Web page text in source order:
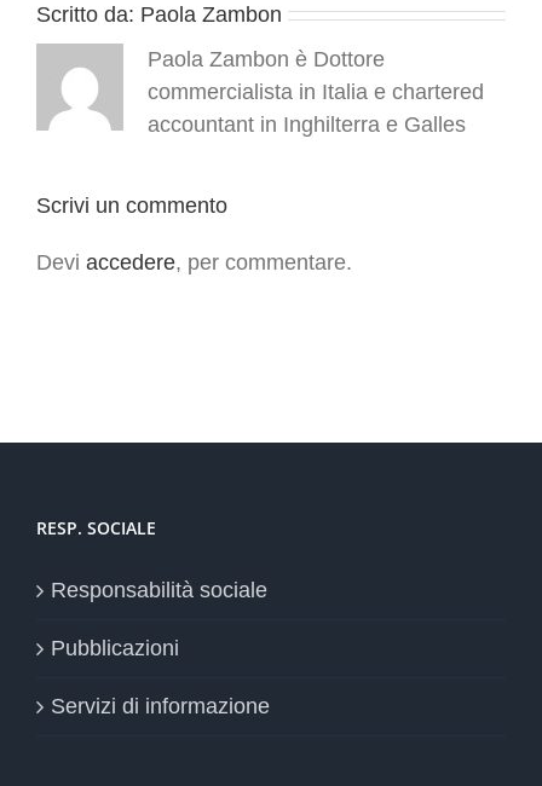
Scritto da: Paola Zambon
Paola Zambon è Dottore
commercialista in Italia e chartered
accountant in Inghilterra e Galles
Scrivi un commento
Devi accedere, per commentare.
RESP. SOCIALE
Responsabilità sociale
Pubblicazioni
Servizi di informazione